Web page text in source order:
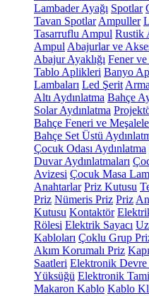
Lambader Ayağı Spotlar
Tavan Spotlar Ampuller
Tasarruflu Ampul Rustik
Ampul Abajurlar ve
Abajur Ayaklığı Fener
Tablo Aplikleri Banyo
Lambaları Led Şerit
Altı Aydınlatma Bahçe
Solar Aydınlatma
Bahçe Feneri ve
Bahçe Set Üstü
Çocuk Odası Aydınlatma
Duvar Aydınlatmaları
Avizesi Çocuk Masa
Anahtarlar Priz Kutusu
Priz Nümeris Priz Priz
Kutusu Kontaktör
Rölesi Elektrik Sayacı
Kabloları Çoklu Grup
Akım Korumalı Priz
Saatleri Elektronik Devre
Yüksüğü Elektronik
Makaron Kablo Kablo